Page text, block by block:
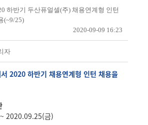
하반기 두산퓨얼셀(주) 채용연계형 인턴
(~9/25)
2020-09-09 16:23
자
2020 하반기 채용연계형 인턴 채용을
2020.09.25(금)